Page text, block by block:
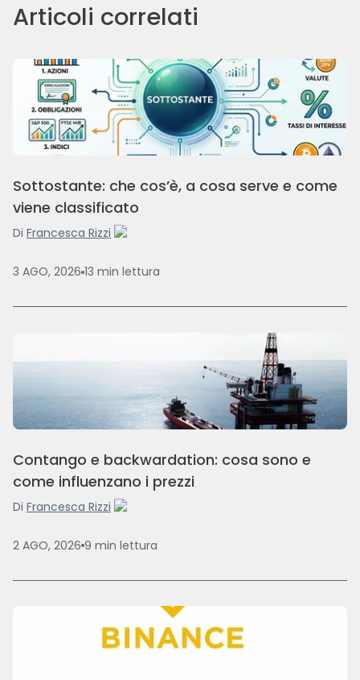
Articoli correlati
Sottostante: che cos’è, a cosa serve e come
viene classificato
Di Francesca Rizzi
3 AGO, 2026 13 min lettura
Contango e backwardation: cosa sono e
come influenzano i prezzi
Di Francesca Rizzi
2 AGO, 2026 9 min lettura